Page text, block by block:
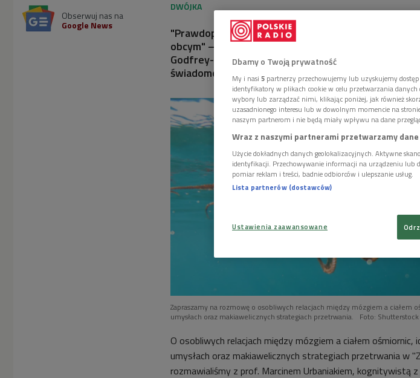
Obserwuj nas na
Google News
"Prawdopodobnie nigdy nie będziemy bliżej
obcym" – pisze australijski filozof, badacz
Godfrey-Smith w książce "Inne umysły. Ośmiornice i
świadomości".
Zapraszamy na rozmowę o osobliwych relacjach między mózgiem a ciałem
umysłach oraz makiawelicznych strategiach przetrwania.
Foto: Shutterstock
O osobliwych relacjach między mózgiem a ciałem ośmiornic,
umysłach oraz makiawelicznych strategiach przetrwania w
rozmawialiśmy z prof. Marcinem Urbaniakiem, kognitywistą
Dbamy o Twoją prywatność
My i nasi 5 partnerzy przechowujemy lub uzyskujemy
identyfikatory w plikach cookie w celu przetwarzania
wybory lub zarządzać nimi, klikając poniżej, jak również
uzasadnionego interesu lub w dowolnym momencie na
naszym partnerom i nie będą miały wpływu na dane
Wraz z naszymi partnerami przetwarzamy
Użycie dokładnych danych geolokalizacyjnych. Aktywne
identyfikacji. Przechowywanie informacji na urządzeniu lub
pomiar reklam i treści, badnie odbiorców i ulepszanie usług.
Lista partnerów (dostawców)
Ustawienia zaawansowane